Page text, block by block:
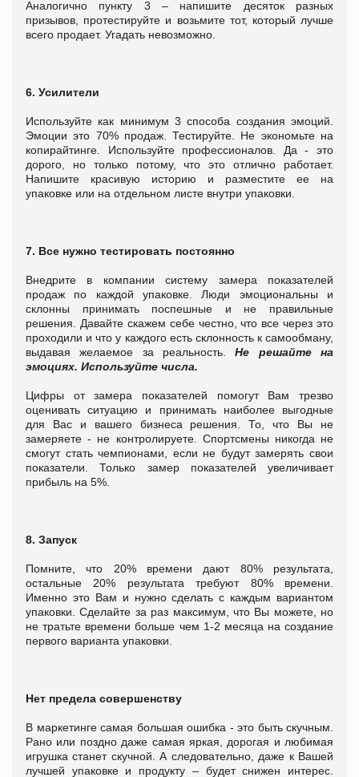
Аналогично пункту 3 – напишите десяток разных
призывов, протестируйте и возьмите тот, который лучше
всего продает. Угадать невозможно.
6. Усилители
Используйте как минимум 3 способа создания эмоций.
Эмоции это 70% продаж. Тестируйте. Не экономьте на
копирайтинге. Используйте профессионалов. Да - это
дорого, но только потому, что это отлично работает.
Напишите красивую историю и разместите ее на
упаковке или на отдельном листе внутри упаковки.
7. Все нужно тестировать постоянно
Внедрите в компании систему замера показателей
продаж по каждой упаковке. Люди эмоциональны и
склонны принимать поспешные и не правильные
решения. Давайте скажем себе честно, что все через это
проходили и что у каждого есть склонность к самообману,
выдавая желаемое за реальность.Не решайте на
эмоциях. Используйте числа.
Цифры от замера показателей помогут Вам трезво
оценивать ситуацию и принимать наиболее выгодные
для Вас и вашего бизнеса решения. То, что Вы не
замеряете - не контролируете. Спортсмены никогда не
смогут стать чемпионами, если не будут замерять свои
показатели. Только замер показателей увеличивает
прибыль на 5%.
8. Запуск
Помните, что 20% времени дают 80% результата,
остальные 20% результата требуют 80% времени.
Именно это Вам и нужно сделать с каждым вариантом
упаковки. Сделайте за раз максимум, что Вы можете, но
не тратьте времени больше чем 1-2 месяца на создание
первого варианта упаковки.
Нет предела совершенству
В маркетинге самая большая ошибка - это быть скучным.
Рано или поздно даже самая яркая, дорогая и любимая
игрушка станет скучной. А следовательно, даже к Вашей
лучшей упаковке и продукту – будет снижен интерес.